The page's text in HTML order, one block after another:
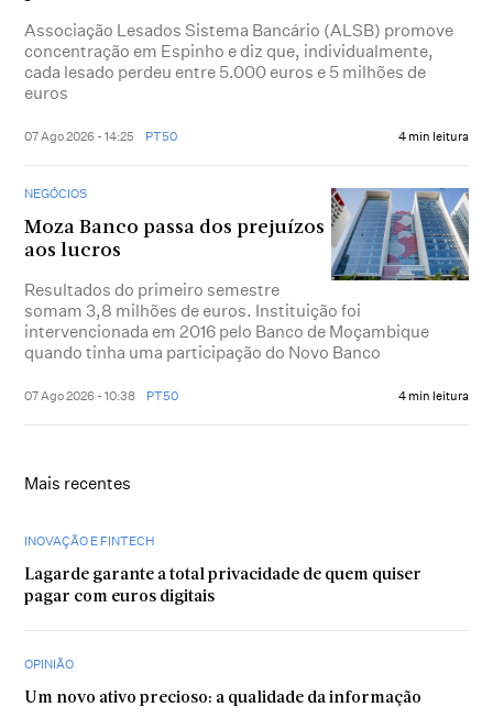
Associação Lesados Sistema Bancário (ALSB) promove
concentração em Espinho e diz que, individualmente,
cada lesado perdeu entre 5.000 euros e 5 milhões de
euros
07 Ago 2026 - 14:25 PT50 4 min leitura
NEGÓCIOS
Moza Banco passa dos prejuízos
aos lucros
Resultados do primeiro semestre
somam 3,8 milhões de euros. Instituição foi
intervencionada em 2016 pelo Banco de Moçambique
quando tinha uma participação do Novo Banco
07 Ago 2026 - 10:38 PT50 4 min leitura
Mais recentes
INOVAÇÃO E FINTECH
Lagarde garante a total privacidade de quem quiser
pagar com euros digitais
OPINIÃO
Um novo ativo precioso: a qualidade da informação